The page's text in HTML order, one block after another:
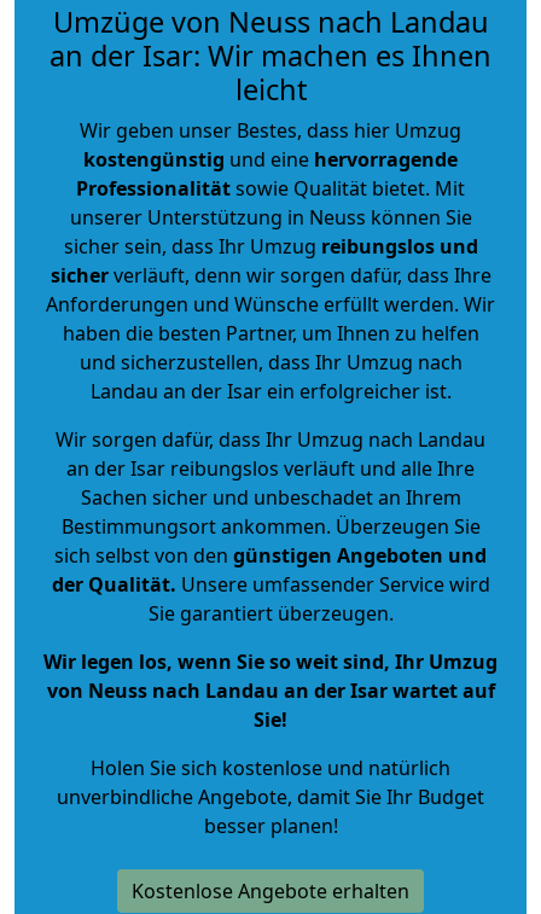
Umzüge von Neuss nach Landau
an der Isar: Wir machen es Ihnen
leicht
Wir geben unser Bestes, dass hier Umzug
kostengünstig und eine hervorragende
Professionalitätsowie Qualität bietet. Mit
unserer Unterstützung in Neuss können Sie
sicher sein, dass Ihr Umzug reibungslos und
sicherverläuft, denn wir sorgen dafür, dass Ihre
Anforderungen und Wünsche erfüllt werden. Wir
haben die besten Partner, um Ihnen zu helfen
und sicherzustellen, dass Ihr Umzug nach
Landau an der Isar ein erfolgreicher ist.
Wir sorgen dafür, dass Ihr Umzug nach Landau
an der Isar reibungslos verläuft und alle Ihre
Sachen sicher und unbeschadet an Ihrem
Bestimmungsort ankommen. Überzeugen Sie
sich selbst von den günstigen Angeboten und
der Qualität. Unsere umfassender Service wird
Sie garantiert überzeugen.
Wir legen los, wenn Sie so weit sind, Ihr Umzug
von Neuss nach Landau an der Isar wartet auf
Sie!
Holen Sie sich kostenlose und natürlich
unverbindliche Angebote, damit Sie Ihr Budget
besser planen!
Kostenlose Angebote erhalten